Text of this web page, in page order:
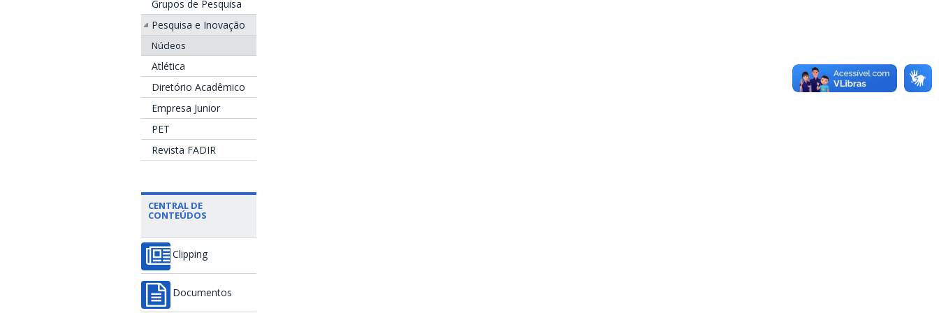
Grupos de Pesquisa
Pesquisa e Inovação
Núcleos
Atlética
Diretório Acadêmico
Empresa Junior
PET
Revista FADIR
CENTRAL DE
CONTEÚDOS
Clipping
Documentos